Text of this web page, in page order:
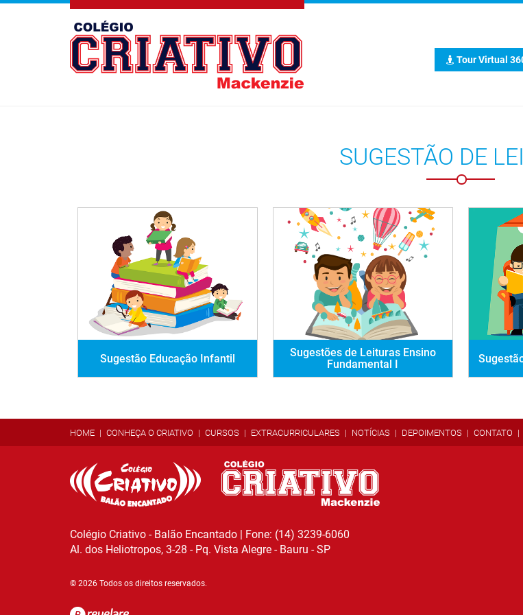
Tour Virtual
SUGESTÃO DE
Sugestão Educação Infantil
Sugestões de Leituras Ensino
Fundamental I
HOME CONHEÇA O CRIATIVO CURSOS EXTRACURRICULARES NOTÍCIAS DEPOIMENTOS CONTATO
Colégio Criativo - Balão Encantado | Fone: (14) 3239-6060
Al. dos Heliotropos, 3-28 - Pq. Vista Alegre - Bauru - SP
© 2026 Todos os direitos reservados.